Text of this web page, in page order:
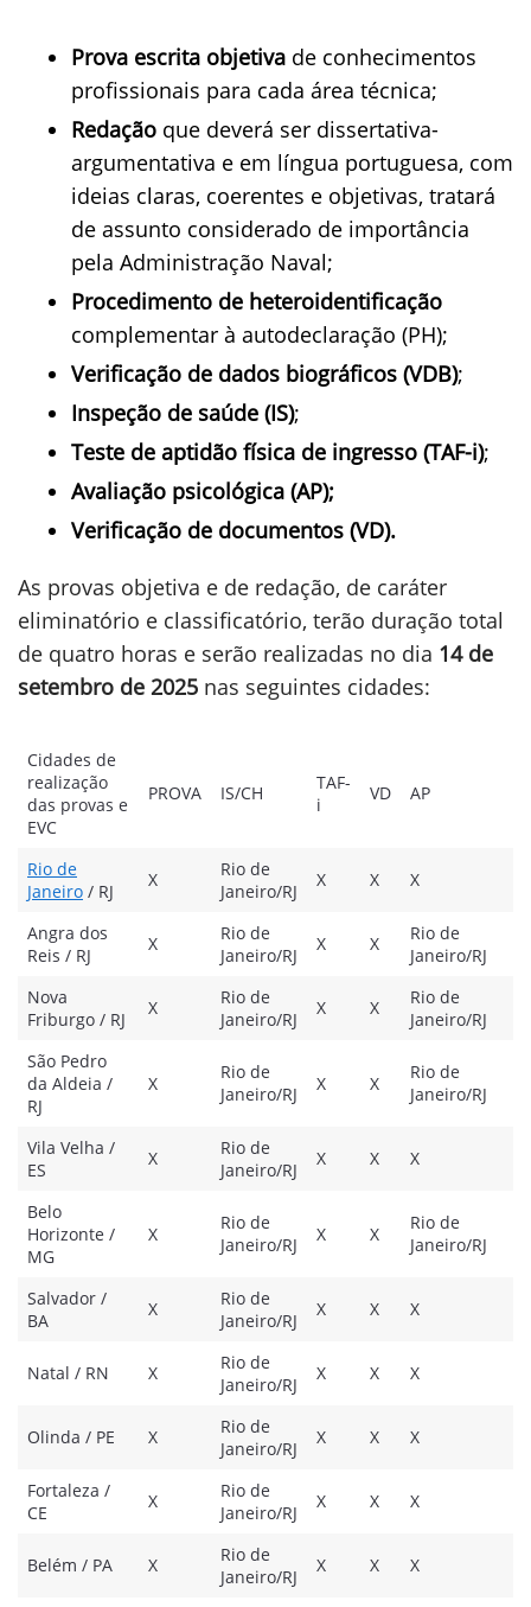
Prova escrita objetiva de conhecimentos
profissionais para cada área técnica;
Redação que deverá ser dissertativa-
argumentativa e em língua portuguesa, com
ideias claras, coerentes e objetivas, tratará
de assunto considerado de importância
pela Administração Naval;
Procedimento de heteroidentificação
complementar à autodeclaração (PH);
Verificação de dados biográficos (VDB);
Inspeção de saúde (IS);
Teste de aptidão física de ingresso (TAF-i);
Avaliação psicológica (AP);
Verificação de documentos (VD).
As provas objetiva e de redação, de caráter
eliminatório e classificatório, terão duração total
de quatro horas e serão realizadas no dia 14 de
setembro de 2025 nas seguintes cidades:
Cidades de
realização
das provas e
EVC
PROVA IS/CH
TAF-
i
VD AP
Rio de
Janeiro / RJ
X
Rio de
Janeiro/RJ
X X X
Angra dos
Reis / RJ
X
Rio de
Janeiro/RJ
X X
Rio de
Janeiro/RJ
Nova
Friburgo / RJ
X
Rio de
Janeiro/RJ
X X
Rio de
Janeiro/RJ
São Pedro
da Aldeia /
RJ
X
Rio de
Janeiro/RJ
X X
Rio de
Janeiro/RJ
Vila Velha /
ES
X
Rio de
Janeiro/RJ
X X X
Belo
Horizonte /
MG
X
Rio de
Janeiro/RJ
X X
Rio de
Janeiro/RJ
Salvador /
BA
X
Rio de
Janeiro/RJ
X X X
Natal / RN X
Rio de
Janeiro/RJ
X X X
Olinda / PE X
Rio de
Janeiro/RJ
X X X
Fortaleza /
CE
X
Rio de
Janeiro/RJ
X X X
Belém / PA X
Rio de
Janeiro/RJ
X X X